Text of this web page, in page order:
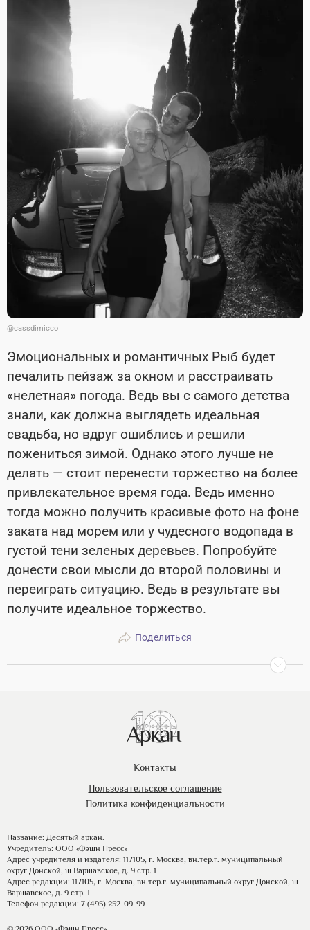
@cassdimicco
Эмоциональных и романтичных Рыб будет
печалить пейзаж за окном и расстраивать
«нелетная» погода. Ведь вы с самого детства
знали, как должна выглядеть идеальная
свадьба, но вдруг ошиблись и решили
пожениться зимой. Однако этого лучше не
делать — стоит перенести торжество на более
привлекательное время года. Ведь именно
тогда можно получить красивые фото на фоне
заката над морем или у чудесного водопада в
густой тени зеленых деревьев. Попробуйте
донести свои мысли до второй половины и
переиграть ситуацию. Ведь в результате вы
получите идеальное торжество.
Поделиться
Контакты
Пользовательское соглашение
Политика конфиденциальности
Название: Десятый аркан.
Учредитель: ООО «Фэшн Пресс»
Адрес учредителя и издателя: 117105, г. Москва, вн.тер.г. муниципальный
округ Донской, ш Варшавское, д. 9 стр. 1
Адрес редакции: 117105, г. Москва, вн.тер.г. муниципальный округ Донской, ш
Варшавское, д. 9 стр. 1
Телефон редакции: 7 (495) 252-09-99